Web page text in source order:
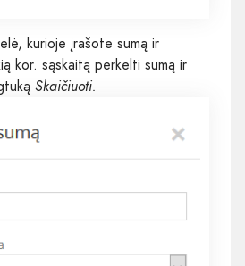
kurioje įrašote sumą ir
kor. sąskaitą perkelti sumą ir
Skaičiuoti.